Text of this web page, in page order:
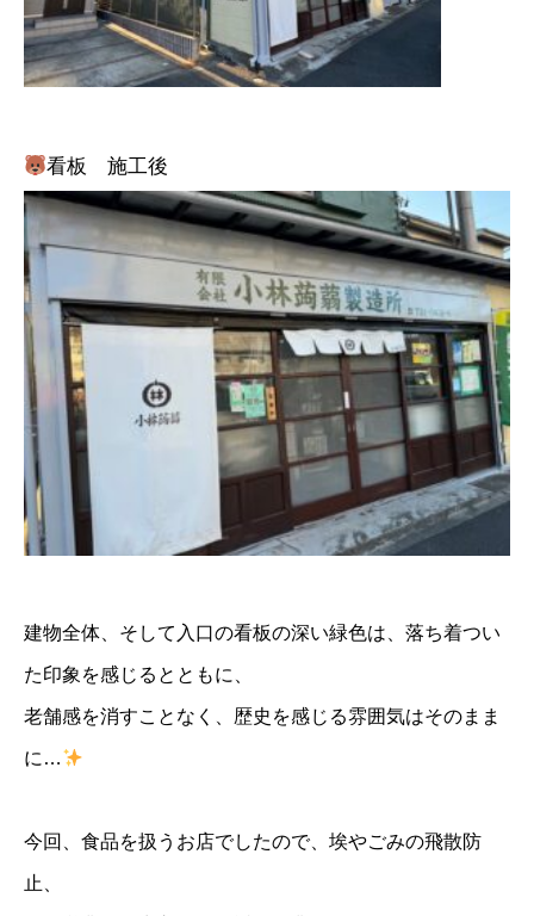
看板 施工後
建物全体、そして入口の看板の深い緑色は、落ち着つい
た印象を感じるとともに、
老舗感を消すことなく、歴史を感じる雰囲気はそのまま
に…
今回、食品を扱うお店でしたので、埃やごみの飛散防
止、